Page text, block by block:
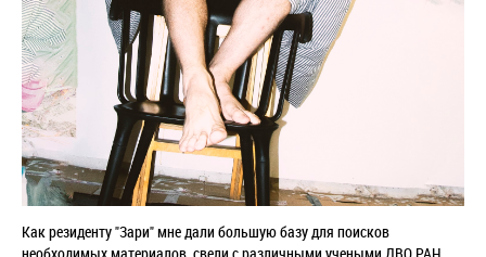
Как резиденту "Зари" мне дали большую базу для поисков